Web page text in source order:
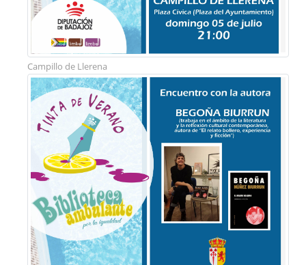
Campillo de Llerena